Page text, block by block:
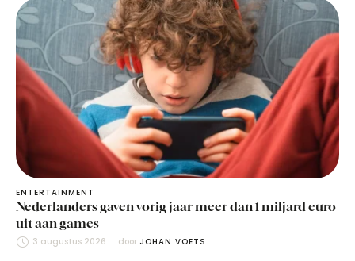
ENTERTAINMENT
Nederlanders gaven vorig jaar meer dan 1 miljard euro
uit aan games
3 augustus 2026 door JOHAN VOETS